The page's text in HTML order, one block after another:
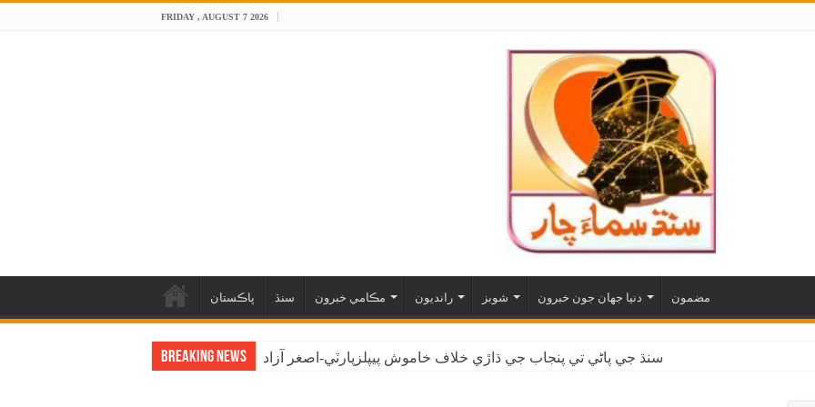
FRIDAY , AUGUST 7 2026
پاڪستان سنڌ مڪامي خبرون رانديون شوبز دنيا جهان جون خبرون مضمون
Breaking News سنڌ جي پاڻي تي پنجاب جي ڌاڙي خلاف خاموش پيپلزپارٽي-اصغر آزاد